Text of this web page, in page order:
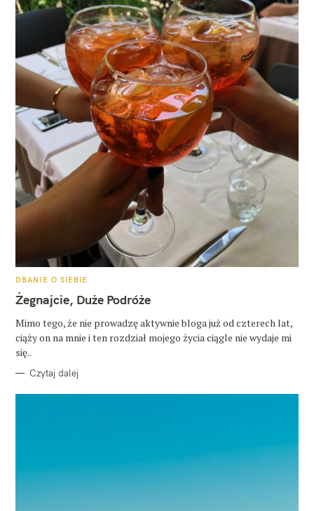
K
T
E
O
R
I
DBANIE O SIEBIE
Żegnajcie, Duże Podróże
Mimo tego, że nie prowadzę aktywnie bloga już od czterech lat,
ciąży on na mnie i ten rozdział mojego życia ciągle nie wydaje mi
się..
Czytaj dalej